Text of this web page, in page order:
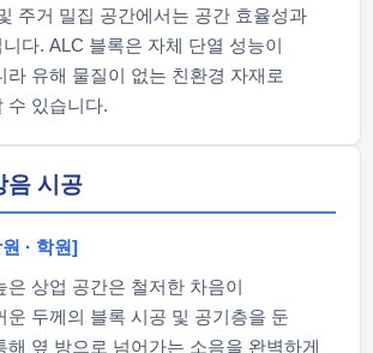
주거 밀집 공간에서는 공간 효율성과
다. ALC 블록은 자체 단열 성능이
라 유해 물질이 없는 친환경 자재로
수 있습니다.
음 시공
· 학원]
은 상업 공간은 철저한 차음이
운 두께의 블록 시공 및 공기층을 둔
해 옆 방으로 넘어가는 소음을 완벽하게